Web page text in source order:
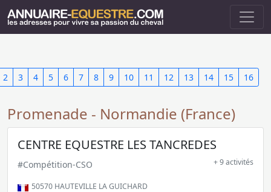
2 3 4 5 6 7 8 9 10 11 12 13 14 15 16
Promenade - Normandie (France)
CENTRE EQUESTRE LES TANCREDES
#Compétition-CSO + 9 activités
50570 HAUTEVILLE LA GUICHARD